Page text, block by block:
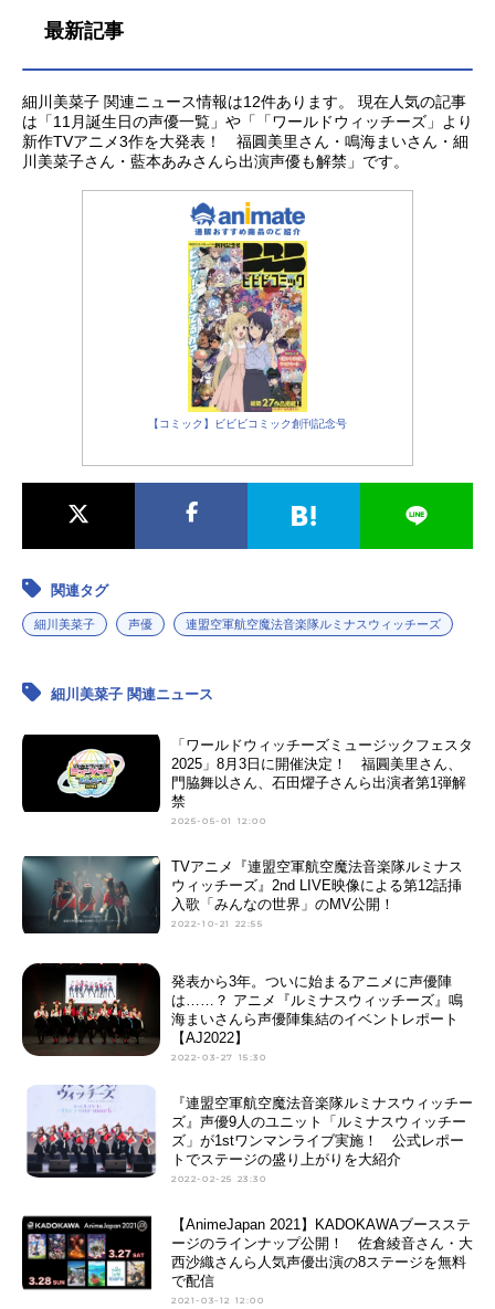
最新記事
細川美菜子 関連ニュース情報は12件あります。 現在人気の記事
は「11月誕生日の声優一覧」や「「ワールドウィッチーズ」より
新作TVアニメ3作を大発表！ 福圓美里さん・鳴海まいさん・細
川美菜子さん・藍本あみさんら出演声優も解禁」です。
【コミック】ビビビコミック創刊記念号
関連タグ
細川美菜子 声優 連盟空軍航空魔法音楽隊ルミナスウィッチーズ
細川美菜子 関連ニュース
「ワールドウィッチーズミュージックフェスタ
2025」8月3日に開催決定！ 福圓美里さん、
門脇舞以さん、石田燿子さんら出演者第1弾解
禁
2025-05-01 12:00
TVアニメ『連盟空軍航空魔法音楽隊ルミナス
ウィッチーズ』2nd LIVE映像による第12話挿
入歌「みんなの世界」のMV公開！
2022-10-21 22:55
発表から3年。ついに始まるアニメに声優陣
は……？ アニメ『ルミナスウィッチーズ』鳴
海まいさんら声優陣集結のイベントレポート
【AJ2022】
2022-03-27 15:30
『連盟空軍航空魔法音楽隊ルミナスウィッチー
ズ』声優9人のユニット「ルミナスウィッチー
ズ」が1stワンマンライブ実施！ 公式レポー
トでステージの盛り上がりを大紹介
2022-02-25 23:30
【AnimeJapan 2021】KADOKAWAブースステ
ージのラインナップ公開！ 佐倉綾音さん・大
西沙織さんら人気声優出演の8ステージを無料
で配信
2021-03-12 12:00